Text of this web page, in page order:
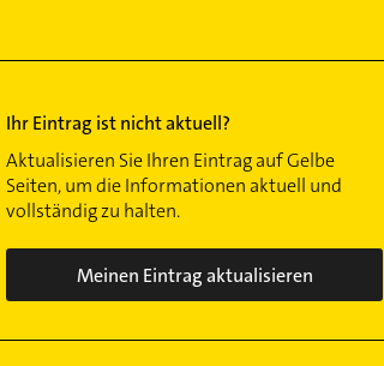
Ihr Eintrag ist nicht aktuell?
Aktualisieren Sie Ihren Eintrag auf Gelbe
Seiten, um die Informationen aktuell und
vollständig zu halten.
Meinen Eintrag aktualisieren